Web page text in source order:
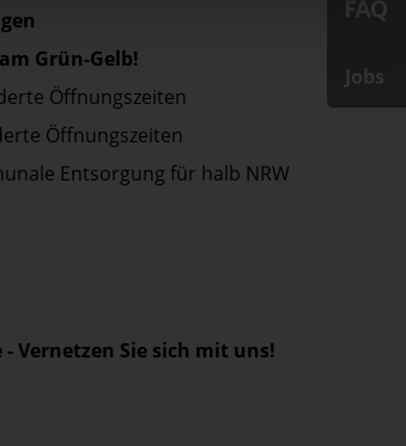
Grün-Gelb!
Öffnungszeiten
Öffnungszeiten
Entsorgung für halb NRW
Vernetzen Sie sich mit uns!
Jobs